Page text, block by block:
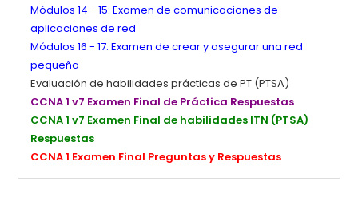
Módulos 14 - 15: Examen de comunicaciones de
aplicaciones de red
Módulos 16 - 17: Examen de crear y asegurar una red
pequeña
Evaluación de habilidades prácticas de PT (PTSA)
CCNA 1 v7 Examen Final de Práctica Respuestas
CCNA 1 v7 Examen Final de habilidades ITN (PTSA)
Respuestas
CCNA 1 Examen Final Preguntas y Respuestas